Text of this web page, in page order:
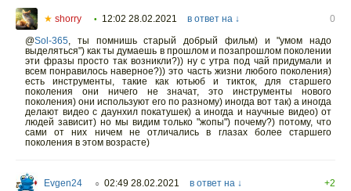
★ shorry • 12:02 28.02.2021 в ответ на ↓
0
@Sol-365, ты помнишь старый добрый фильм) и "умом надо
выделяться") как ты думаешь в прошлом и позапрошлом поколении
эти фразы просто так возникли?)) ну с утра под чай придумали и
всем понравилось наверное?)) это часть жизни любого поколения)
есть инструменты, такие как ютьюб и тикток, для старшего
поколения они ничего не значат, это инструменты нового
поколения) они используют его по разному) иногда вот так) а иногда
делают видео с даунхил покатушек) а иногда и научные видео) от
людей зависит) но мы видим только "жопы") почему?) потому, что
сами от них ничем не отличались в глазах более старшего
поколения в этом возрасте)
Evgen24 ○ 02:49 28.02.2021 в ответ на ↓
+2